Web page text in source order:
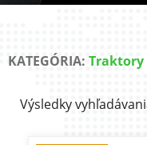
KATEGÓRIA: Traktory
Výsledky